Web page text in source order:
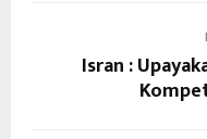
Isran :